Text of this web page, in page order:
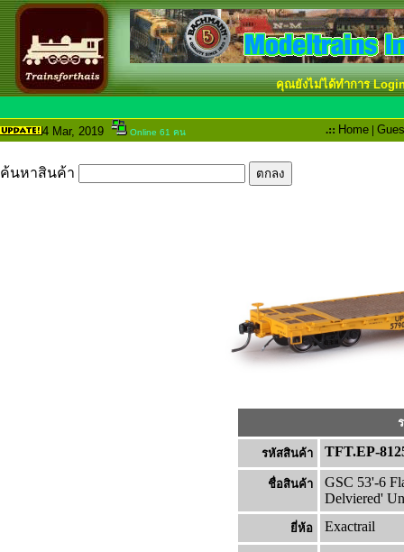
คุณยังไม่ได้ทำการ
4 Mar, 2019 Online 61 คน .:: Home |
ค้นหาสินค้า
รหัสสินค้า TFT.EP-
ชื่อสินค้า
GSC 53'-6
Delviered'
ยี่ห้อ Exactrail